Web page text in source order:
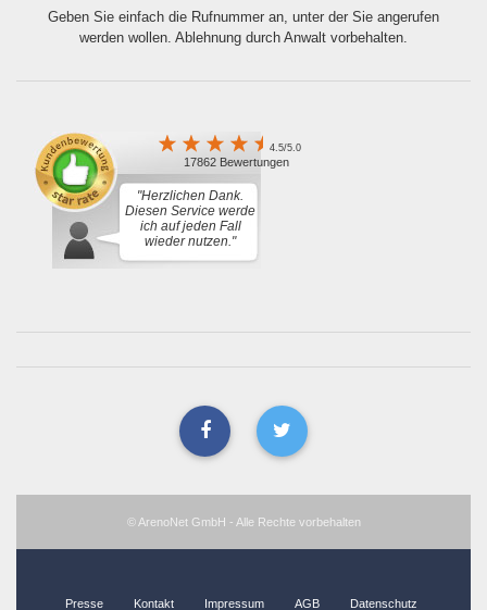
Geben Sie einfach die Rufnummer an, unter der Sie angerufen
werden wollen. Ablehnung durch Anwalt vorbehalten.
4.5/5.0
17862 Bewertungen
"Herzlichen Dank.
Diesen Service werde
ich auf jeden Fall
wieder nutzen."
© ArenoNet GmbH - Alle Rechte vorbehalten
Presse Kontakt Impressum AGB Datenschutz